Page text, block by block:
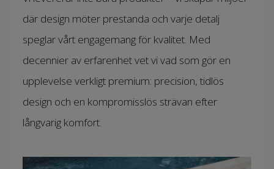
där design möter prestanda och varje detalj
speglar vårt engagemang för kvalitet. Med
decennier av erfarenhet vet vi vad som gör en
upplevelse verkligt premium: precision, tidlös
design och en kompromisslös strävan efter
långvarig komfort.